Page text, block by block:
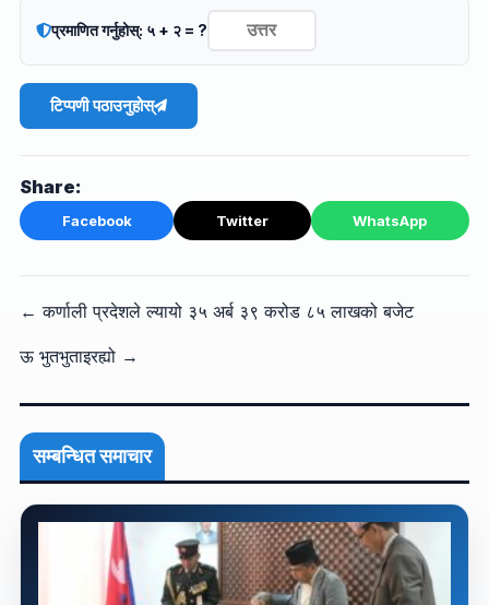
प्रमाणित गर्नुहोस्: ५ + २ = ?
टिप्पणी पठाउनुहोस्
Share:
Facebook Twitter WhatsApp
← कर्णाली प्रदेशले ल्यायो ३५ अर्ब ३९ करोड ८५ लाखको बजेट
ऊ भुतभुताइरह्यो →
सम्बन्धित समाचार